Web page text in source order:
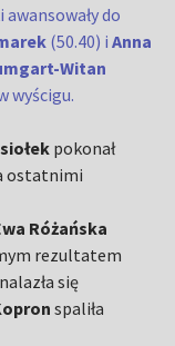
do
(50.40) iAnna
Witan
wyścigu.
pokonał
ostatnimi
Różańska
rezultatem
się
spaliła